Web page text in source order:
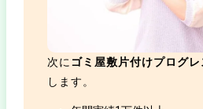
次に ゴミ屋敷片付けプログ
します。